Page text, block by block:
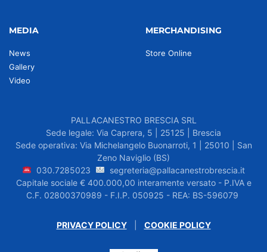
MEDIA
News
Gallery
Video
MERCHANDISING
Store Online
PALLACANESTRO BRESCIA SRL
Sede legale: Via Caprera, 5 | 25125 | Brescia
Sede operativa: Via Michelangelo Buonarroti, 1 | 25010 | San
Zeno Naviglio (BS)
030.7285023
segreteria@pallacanestrobrescia.it
Capitale sociale € 400.000,00 interamente versato - P.IVA e
C.F. 02800370989 - F.I.P. 050925 - REA: BS-596079
PRIVACY POLICY| COOKIE POLICY